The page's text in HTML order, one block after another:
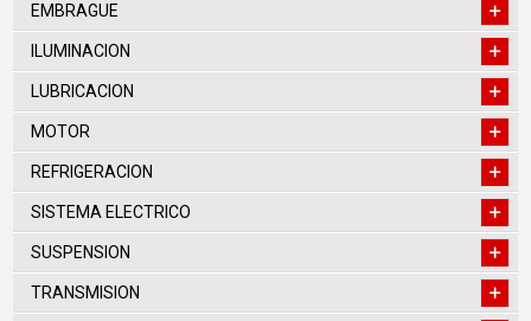
EMBRAGUE
ILUMINACION
LUBRICACION
MOTOR
REFRIGERACION
SISTEMA ELECTRICO
SUSPENSION
TRANSMISION